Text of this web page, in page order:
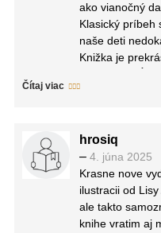
Táto konkrétna
oslovila nielen
Strelkovej, ale
Aisato, ktoré
dopĺňajú
rokmi, jej
šanciach je
núti zamyslieť
pripomína nám,
k lepšiemu.
Odporúčam ju
ako vianočný
Klasický príbeh
naše deti
Knižka je
Čítaj viac
hrosiq
– 4. júna 2025
Krasne nove
ilustracii od
ale takto
knihe vratim aj